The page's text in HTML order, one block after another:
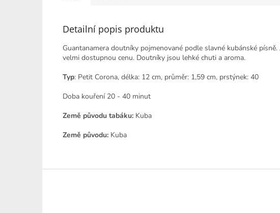
Detailní popis produktu
Guantanamera doutníky pojmenované podle slavné kubánské
velmi dostupnou cenu. Doutníky jsou lehké chuti a aroma.
Typ: Petit Corona, délka: 12 cm, průměr: 1,59 cm, prstýnek: 40
Doba kouření 20 - 40 minut
Země původu tabáku: Kuba
Země původu: Kuba